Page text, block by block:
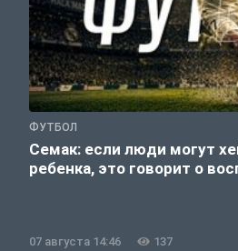
ФУТБОЛ
Семак: если люди могут
ребенка, это говорит о
07 августа 14:46 137